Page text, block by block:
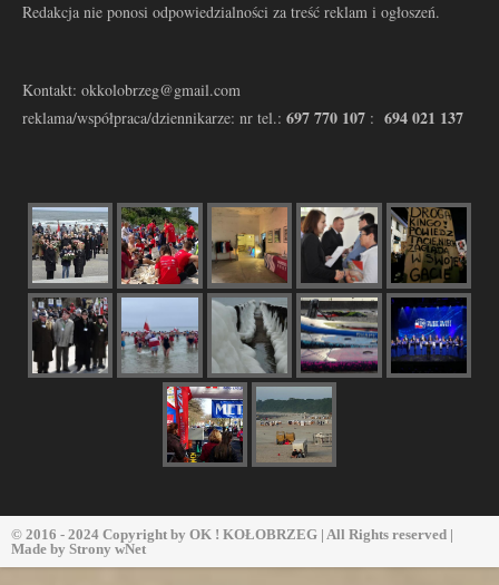
Redakcja nie ponosi odpowiedzialności za treść reklam i ogłoszeń.
Kontakt: okkolobrzeg@gmail.com
reklama/współpraca/dziennikarze: nr tel.: 697 770 107 : 694 021 137
© 2016 - 2024 Copyright by OK ! KOŁOBRZEG | All Rights reserved |
Made by Strony wNet